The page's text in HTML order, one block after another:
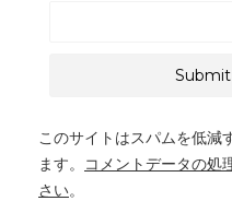
このサイトはスパムを低減
ます。
コメントデータの処
さい。